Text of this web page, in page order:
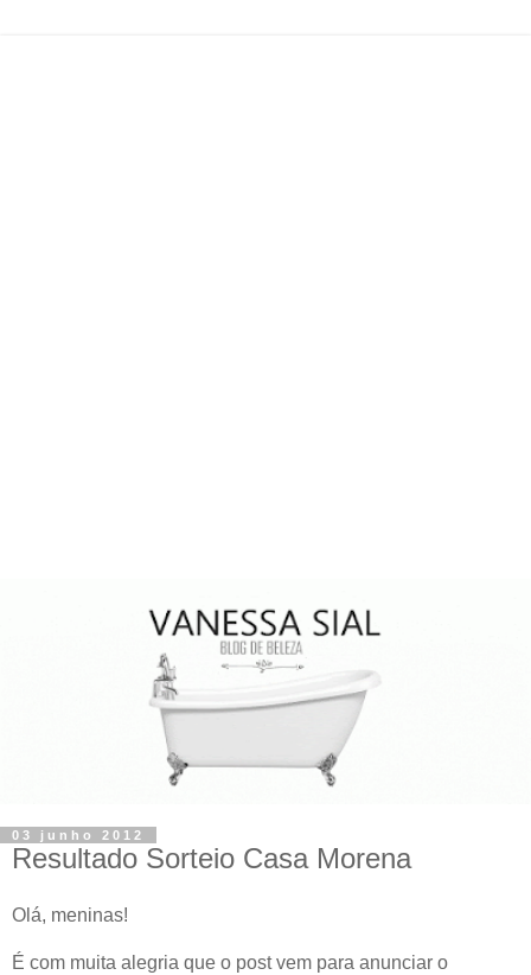
03 junho 2012
Resultado Sorteio Casa Morena
Olá, meninas!
É com muita alegria que o post vem para anunciar o